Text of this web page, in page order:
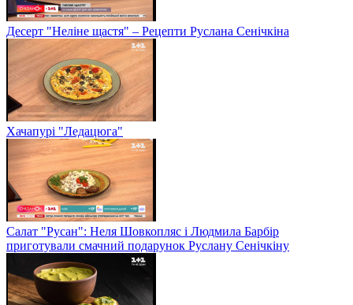
Десерт "Неліне щастя" – Рецепти Руслана Сенічкіна
Хачапурі "Ледацюга"
Салат "Русан": Неля Шовкопляс і Людмила Барбір
приготували смачний подарунок Руслану Сенічкіну